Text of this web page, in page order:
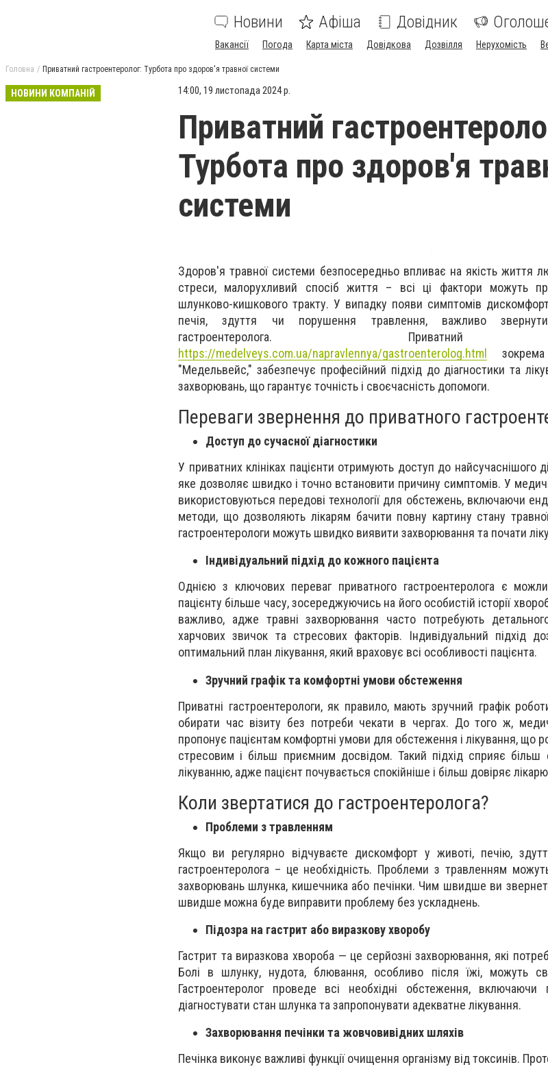
Новини Афіша Довідник
Вакансії Погода Карта міста Довідкова Дозвілля Нерухомість
Головна Приватний гастроентеролог: Турбота про здоров'я травної системи
НОВИНИ КОМПАНІЙ 14:00, 19 листопада 2024 р.
Приватний
Турбота про здоров'я
системи
Здоров'я травної системи безпосередньо впливає на якість життя
стреси, малорухливий спосіб життя – всі ці фактори можуть
шлунково-кишкового тракту. У випадку появи симптомів
печія, здуття чи порушення травлення, важливо
гастроентеролога. Приватний
https://medelveys.com.ua/napravlennya/gastroenterolog.html
"Медельвейс," забезпечує професійний підхід до діагностики та
захворювань, що гарантує точність і своєчасність допомоги.
Переваги звернення до приватного
Доступ до сучасної діагностики
У приватних клініках пацієнти отримують доступ до найсучаснішого
яке дозволяє швидко і точно встановити причину симптомів. У
використовуються передові технології для обстежень, включаючи
методи, що дозволяють лікарям бачити повну картину стану
гастроентерологи можуть швидко виявити захворювання та почати
Індивідуальний підхід до кожного пацієнта
Однією з ключових переваг приватного гастроентеролога є
пацієнту більше часу, зосереджуючись на його особистій історії
важливо, адже травні захворювання часто потребують
харчових звичок та стресових факторів. Індивідуальний підхід
оптимальний план лікування, який враховує всі особливості пацієнта.
Зручний графік та комфортні умови обстеження
Приватні гастроентерологи, як правило, мають зручний графік
обирати час візиту без потреби чекати в чергах. До того ж,
пропонує пацієнтам комфортні умови для обстеження і лікування, що
стресовим і більш приємним досвідом. Такий підхід сприяє більш
лікуванню, адже пацієнт почувається спокійніше і більш довіряє
Коли звертатися до гастроентеролога?
Проблеми з травленням
Якщо ви регулярно відчуваєте дискомфорт у животі, печію,
гастроентеролога – це необхідність. Проблеми з травленням
захворювань шлунка, кишечника або печінки. Чим швидше ви
швидше можна буде виправити проблему без ускладнень.
Підозра на гастрит або виразкову хворобу
Гастрит та виразкова хвороба — це серйозні захворювання, які
Болі в шлунку, нудота, блювання, особливо після їжі, можуть
Гастроентеролог проведе всі необхідні обстеження, включаючи
діагностувати стан шлунка та запропонувати адекватне лікування.
Захворювання печінки та жовчовивідних шляхів
Печінка виконує важливі функції очищення організму від токсинів.